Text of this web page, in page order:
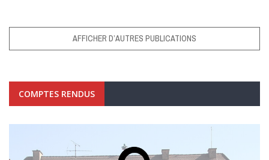
AFFICHER D’AUTRES PUBLICATIONS
COMPTES RENDUS